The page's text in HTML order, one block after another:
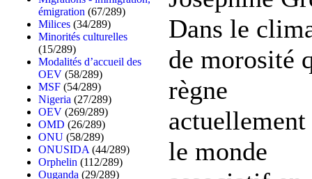
émigration (67/289)
Milices (34/289)
Minorités culturelles
(15/289)
Modalités d’accueil des
OEV (58/289)
MSF (54/289)
Nigeria (27/289)
OEV (269/289)
OMD (26/289)
ONU (58/289)
ONUSIDA (44/289)
Orphelin (112/289)
Ouganda (29/289)
Dans le
de morosité
règne
actuellement
le monde